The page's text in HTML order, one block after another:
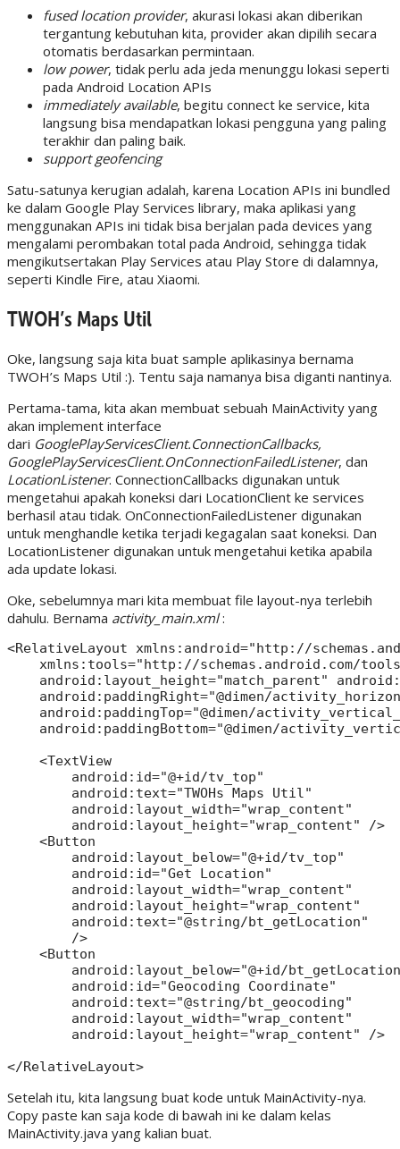
fused location provider, akurasi lokasi akan diberikan
tergantung kebutuhan kita, provider akan dipilih secara
otomatis berdasarkan permintaan.
low power, tidak perlu ada jeda menunggu lokasi seperti
pada Android Location APIs
immediately available, begitu connect ke service, kita
langsung bisa mendapatkan lokasi pengguna yang paling
terakhir dan paling baik.
support geofencing
Satu-satunya kerugian adalah, karena Location APIs ini bundled
ke dalam Google Play Services library, maka aplikasi yang
menggunakan APIs ini tidak bisa berjalan pada devices yang
mengalami perombakan total pada Android, sehingga tidak
mengikutsertakan Play Services atau Play Store di dalamnya,
seperti Kindle Fire, atau Xiaomi.
TWOH’s Maps Util
Oke, langsung saja kita buat sample aplikasinya bernama
TWOH’s Maps Util :). Tentu saja namanya bisa diganti nantinya.
Pertama-tama, kita akan membuat sebuah MainActivity yang
akan implement interface
dari GooglePlayServicesClient.ConnectionCallbacks,
GooglePlayServicesClient.OnConnectionFailedListener, dan
LocationListener. ConnectionCallbacks digunakan untuk
mengetahui apakah koneksi dari LocationClient ke services
berhasil atau tidak. OnConnectionFailedListener digunakan
untuk menghandle ketika terjadi kegagalan saat koneksi. Dan
LocationListener digunakan untuk mengetahui ketika apabila
ada update lokasi.
Oke, sebelumnya mari kita membuat file layout-nya terlebih
dahulu. Bernama activity_main.xml:
<RelativeLayout xmlns:android="http://
xmlns:tools="http://schemas.android.com/
android:layout_height="match_parent"
android:paddingRight="@dimen/
android:paddingTop="@dimen/
android:paddingBottom="@dimen/
    <TextView
        android:id="@+id/tv_top"
        android:text="TWOHs Maps Util"
        android:layout_width="wrap_content"
        android:layout_height="wrap_content" />
    <Button
        android:layout_below="@+id/tv_top"
        android:id="Get Location"
        android:layout_width="wrap_content"
        android:layout_height="wrap_content"
        android:text="@string/bt_getLocation"
        />
    <Button
android:layout_below="@+id/
        android:id="Geocoding Coordinate"
        android:text="@string/bt_geocoding"
        android:layout_width="wrap_content"
        android:layout_height="wrap_content" />
Setelah itu, kita langsung buat kode untuk MainActivity-nya.
Copy paste kan saja kode di bawah ini ke dalam kelas
MainActivity.java yang kalian buat.